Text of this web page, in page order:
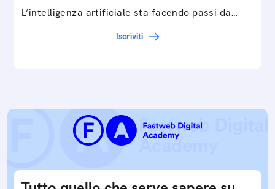
L’intelligenza artificiale sta facendo passi da
interpretazione dei big data ai chatbot e virtual…
Iscriviti